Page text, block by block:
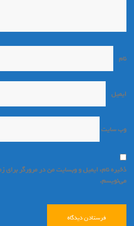
نام
ایمیل
وب‌ سایت
ذخیره نام، ایمیل و وبسایت من در مرورگر برای
می‌نویسم.